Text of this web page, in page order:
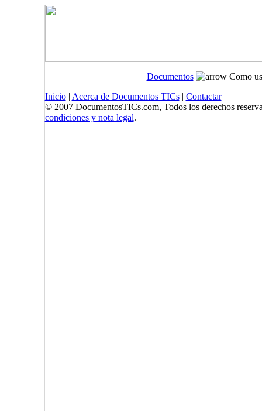
Documentos
Como
Inicio| Acerca de Documentos TICs| Contactar
© 2007 DocumentosTICs.com, Todos los derechos
condiciones y nota legal.